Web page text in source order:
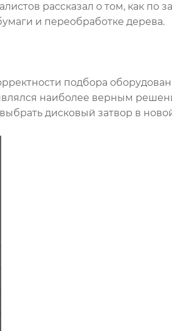
рассказал о том, как по
и переобработке дерева.
подбора
наиболее верным
дисковый затвор в